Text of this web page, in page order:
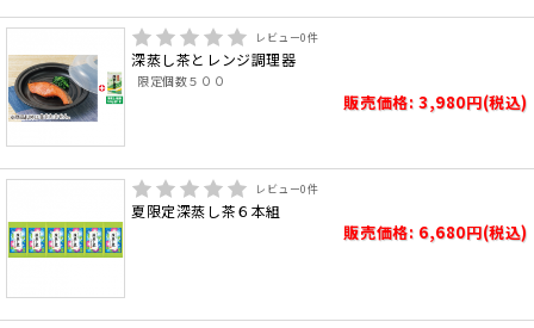
レビュー0件
深蒸し茶とレンジ調理器
限定個数５００
販売価格: 3,980円(税込)
レビュー0件
夏限定深蒸し茶６本組
販売価格: 6,680円(税込)